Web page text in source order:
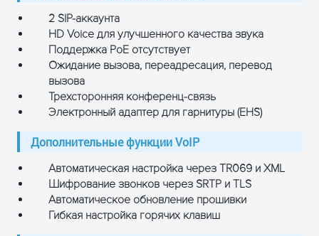
2 SIP-аккаунта
HD Voice для улучшенного качества звука
Поддержка PoE отсутствует
Ожидание вызова, переадресация, перевод
вызова
Трехсторонняя конференц-связь
Электронный адаптер для гарнитуры (EHS)
Дополнительные функции VoIP
Автоматическая настройка через TR069 и XML
Шифрование звонков через SRTP и TLS
Автоматическое обновление прошивки
Гибкая настройка горячих клавиш
ПОЛУЧИТЬ КОНСУЛЬТАЦИЮ